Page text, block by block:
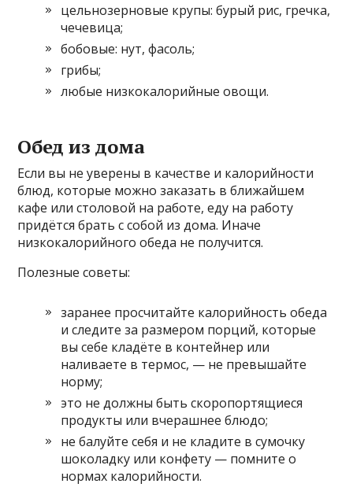
цельнозерновые крупы: бурый рис, гречка,
чечевица;
бобовые: нут, фасоль;
грибы;
любые низкокалорийные овощи.
Обед из дома
Если вы не уверены в качестве и калорийности
блюд, которые можно заказать в ближайшем
кафе или столовой на работе, еду на работу
придётся брать с собой из дома. Иначе
низкокалорийного обеда не получится.
Полезные советы:
заранее просчитайте калорийность обеда
и следите за размером порций, которые
вы себе кладёте в контейнер или
наливаете в термос, — не превышайте
норму;
это не должны быть скоропортящиеся
продукты или вчерашнее блюдо;
не балуйте себя и не кладите в сумочку
шоколадку или конфету — помните о
нормах калорийности.